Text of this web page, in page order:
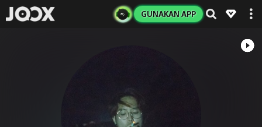
GUNAKAN APP